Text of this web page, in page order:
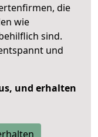
die
wie
sind.
und
und erhalten